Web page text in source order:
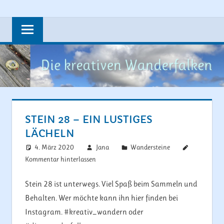
springen
DIE
KREATIVEN
Steine,
Wandern,
fahren
und
vieles
STEIN 28 – EIN LUSTIGES
LÄCHELN
4. März 2020 Jana
Wandersteine
Kommentar hinterlassen
Stein 28 ist unterwegs. Viel Spaß beim Sammeln und
Behalten. Wer möchte kann ihn hier finden bei
Instagram. #kreativ_wandern oder